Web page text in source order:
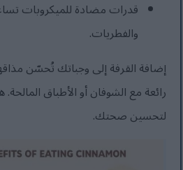
قدرات مضادة للميكروبات
والفطريات.
إضافة القرفة إلى وجباتك تُحسّن
رائعة مع الشوفان أو الأطباق
لتحسين صحتك.